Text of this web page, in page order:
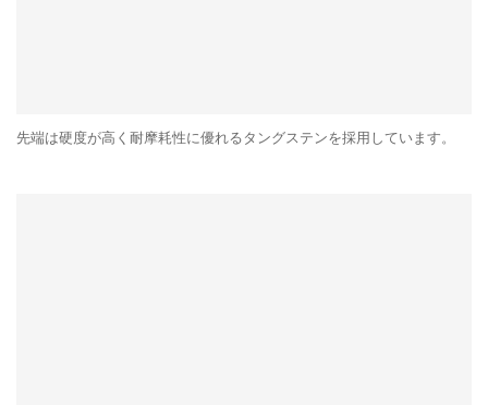
先端は硬度が高く耐摩耗性に優れるタングステンを採用しています。